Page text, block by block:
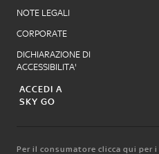
NOTE LEGALI
CORPORATE
DICHIARAZIONE DI
ACCESSIBILITA'
ACCEDI A
SKY GO
Per il consumatore clicca qui per i